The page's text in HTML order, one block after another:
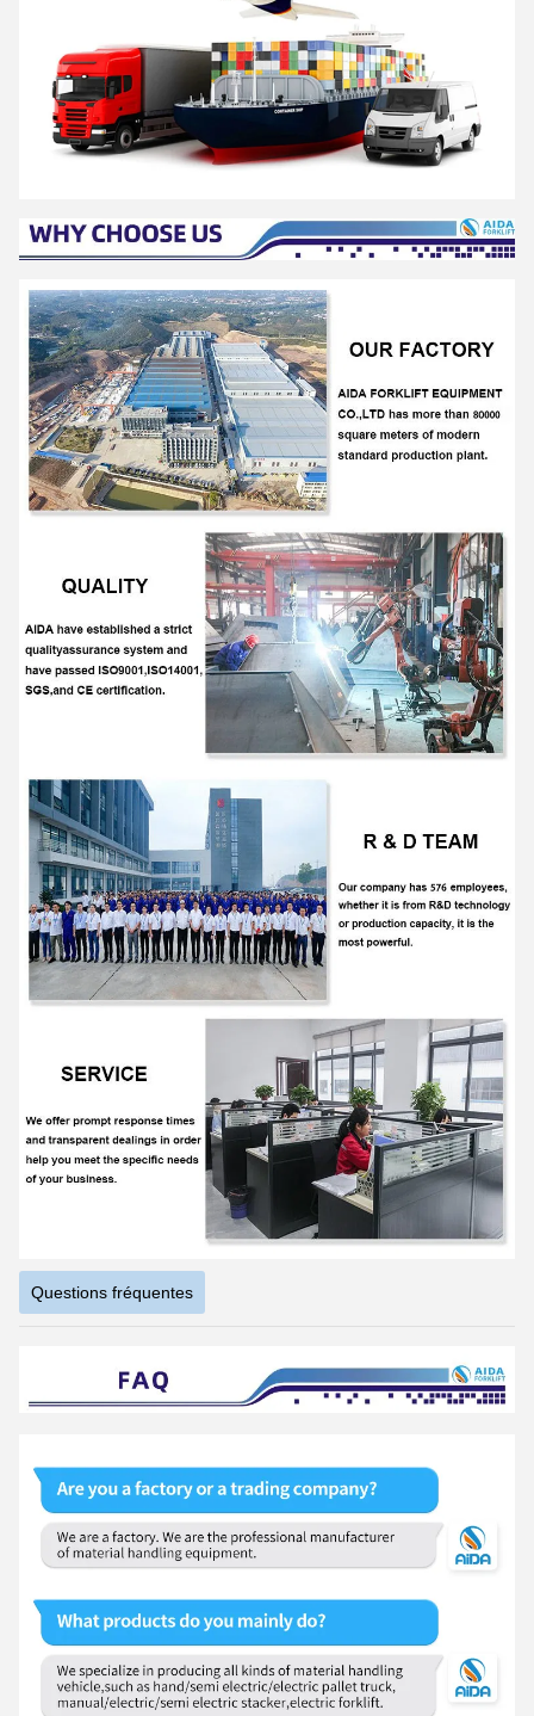
Questions fréquentes